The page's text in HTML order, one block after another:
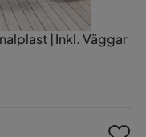
| Inkl. Väggar